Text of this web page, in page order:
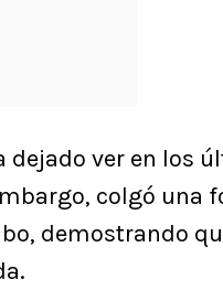
dejado ver en los
colgó una
demostrando